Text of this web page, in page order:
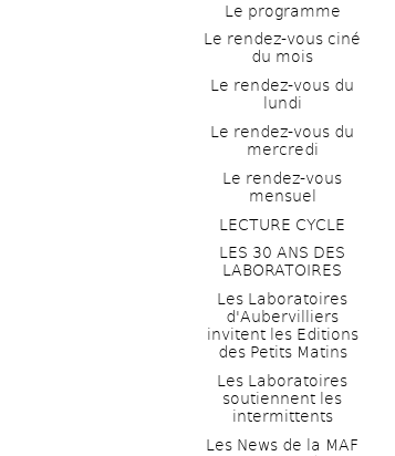
Le programme
Le rendez-vous ciné
du mois
Le rendez-vous du
lundi
Le rendez-vous du
mercredi
Le rendez-vous
mensuel
LECTURE CYCLE
LES 30 ANS DES
LABORATOIRES
Les Laboratoires
d'Aubervilliers
invitent les Editions
des Petits Matins
Les Laboratoires
soutiennent les
intermittents
Les News de la MAF